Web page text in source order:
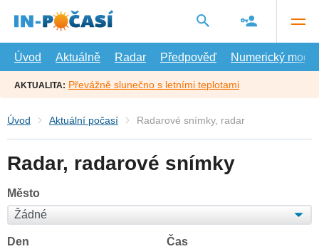
hlavní
Úvod
Aktuálně Radar Předpověď Numerický model
AKTUALITA: Převážně slunečno s letními teplotami
Úvod Aktuální počasí Radarové snímky, radar
Radar, radarové snímky
Město
Den Čas